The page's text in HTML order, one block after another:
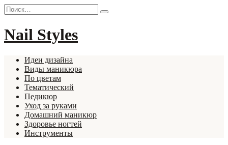
Перейти
к
Search
for:
Nail Styles
Идеи дизайна
Виды маникюра
По цветам
Тематический
Педикюр
Уход за руками
Домашний маникюр
Здоровье ногтей
Инструменты